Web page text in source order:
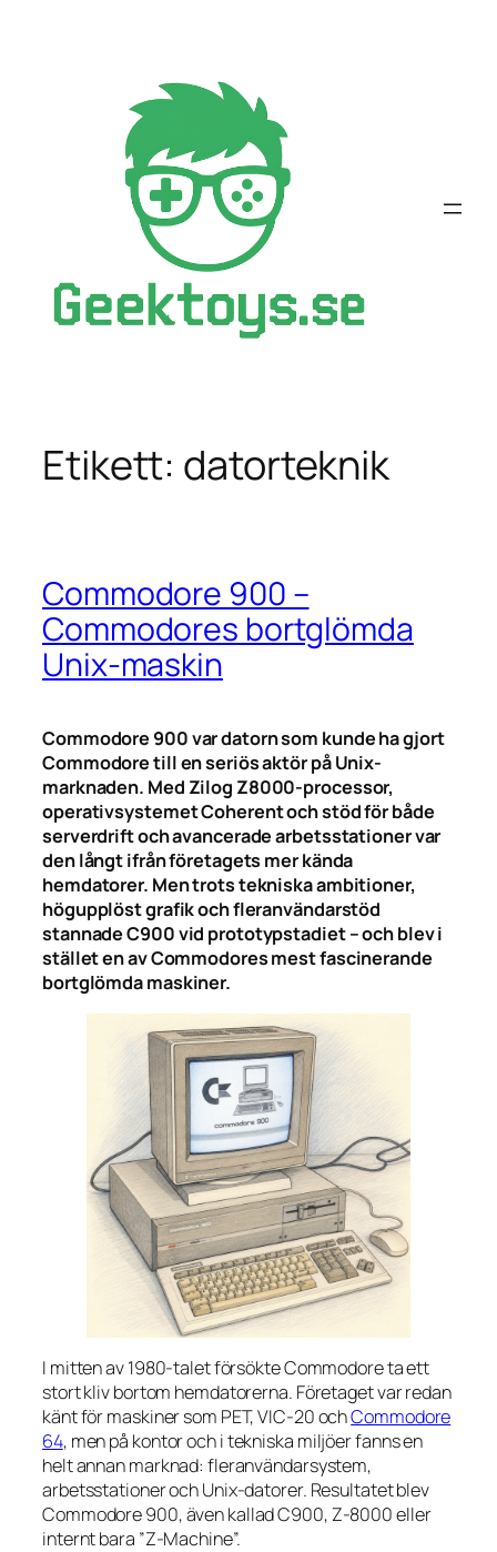
Etikett: datorteknik
Commodore 900 –
Commodores bortglömda
Unix-maskin
Commodore 900 var datorn som kunde ha gjort
Commodore till en seriös aktör på Unix-
marknaden. Med Zilog Z8000-processor,
operativsystemet Coherent och stöd för både
serverdrift och avancerade arbetsstationer var
den långt ifrån företagets mer kända
hemdatorer. Men trots tekniska ambitioner,
högupplöst grafik och fleranvändarstöd
stannade C900 vid prototypstadiet – och blev i
stället en av Commodores mest fascinerande
bortglömda maskiner.
I mitten av 1980-talet försökte Commodore ta ett
stort kliv bortom hemdatorerna. Företaget var redan
känt för maskiner som PET, VIC-20 ochCommodore
64, men på kontor och i tekniska miljöer fanns en
helt annan marknad: fleranvändarsystem,
arbetsstationer och Unix-datorer. Resultatet blev
Commodore 900, även kallad C900, Z-8000 eller
internt bara ”Z-Machine”.